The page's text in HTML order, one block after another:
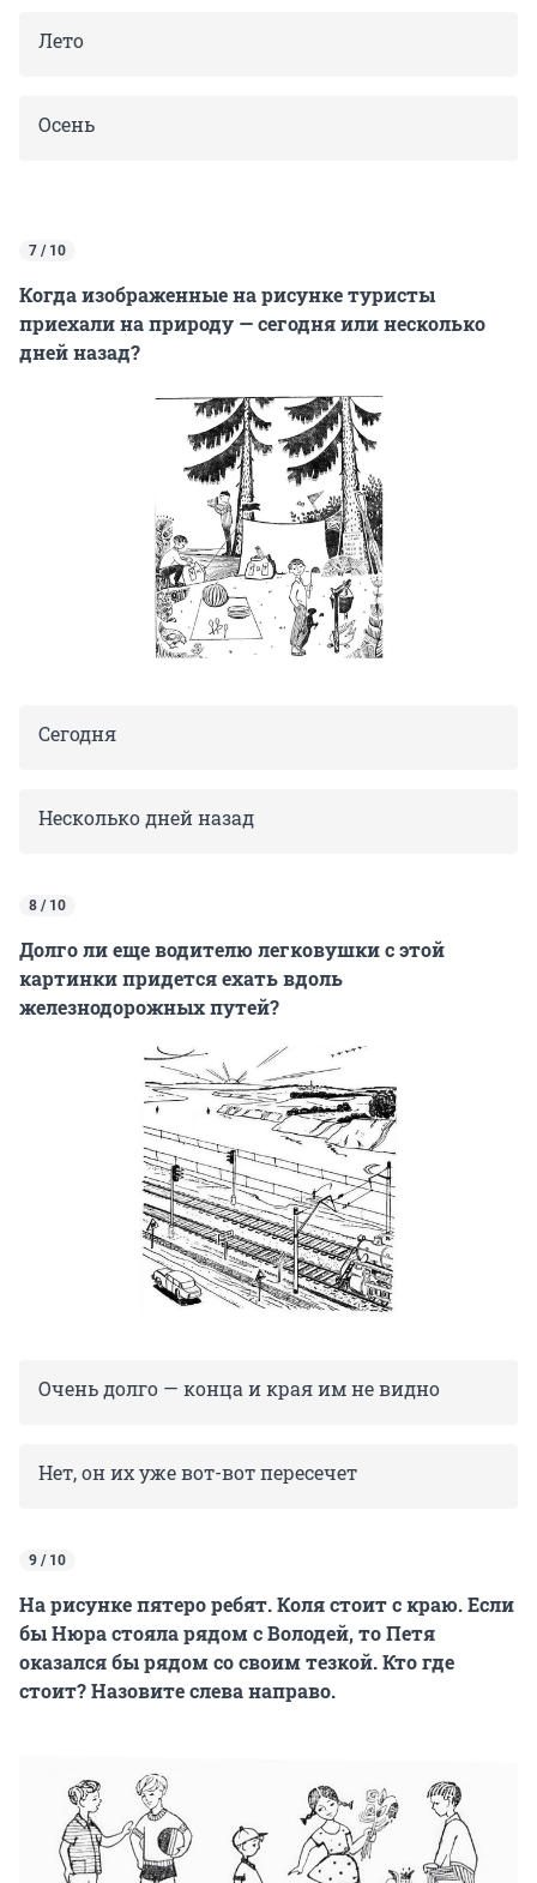
Лето
Осень
7 / 10
Когда изображенные на рисунке туристы
приехали на природу — сегодня или несколько
дней назад?
Сегодня
Несколько дней назад
8 / 10
Долго ли еще водителю легковушки с этой
картинки придется ехать вдоль
железнодорожных путей?
Очень долго — конца и края им не видно
Нет, он их уже вот-вот пересечет
9 / 10
На рисунке пятеро ребят. Коля стоит с краю. Если
бы Нюра стояла рядом с Володей, то Петя
оказался бы рядом со своим тезкой. Кто где
стоит? Назовите слева направо.